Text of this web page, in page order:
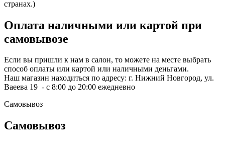
странах.)
Оплата наличными или картой при
самовывозе
Если вы пришли к нам в салон, то можете на месте выбрать
способ оплаты или картой или наличными деньгами.
Наш магазин находиться по адресу: г. Нижний Новгород, ул.
Ваеева 19 - с 8:00 до 20:00 ежедневно
Самовывоз
Самовывоз